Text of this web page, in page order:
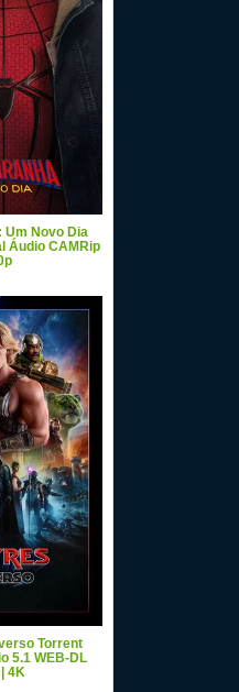
Um Novo Dia
Áudio CAMRip
Torrent
5.1 WEB-DL
4K